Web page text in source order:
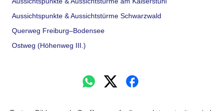
Aussichtspunkte & Aussichtstürme Schwarzwald
Querweg Freiburg–Bodensee
Ostweg (Höhenweg III.)